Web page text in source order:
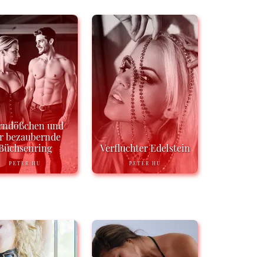
und
bezaubernde
PETER HU
Verfluchter Edelstein
PETER HU